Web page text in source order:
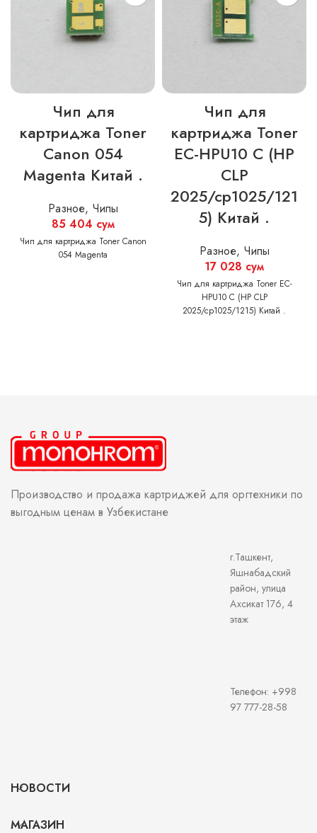
Чип для
картриджа Toner
Canon 054
Magenta Китай .
Разное, Чипы
85 404 сум
Чип для картриджа Toner Canon
054 Magenta
Чип для
картриджа Toner
EC-HPU10 C (HP
CLP
2025/cp1025/121
5) Китай .
Разное, Чипы
17 028 сум
Чип для картриджа Toner EC-
HPU10 C (HP CLP
2025/cp1025/1215) Китай .
Производство и продажа картриджей для оргтехники по
выгодным ценам в Узбекистане
г.Ташкент,
Яшнабадский
район, улица
Ахсикат 176, 4
этаж
Телефон: +998
97 777-28-58
НОВОСТИ
МАГАЗИН